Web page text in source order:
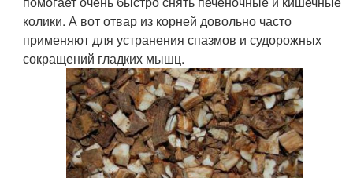
колики. А вот отвар из корней довольно часто
применяют для устранения спазмов и судорожных
сокращений гладких мышц.